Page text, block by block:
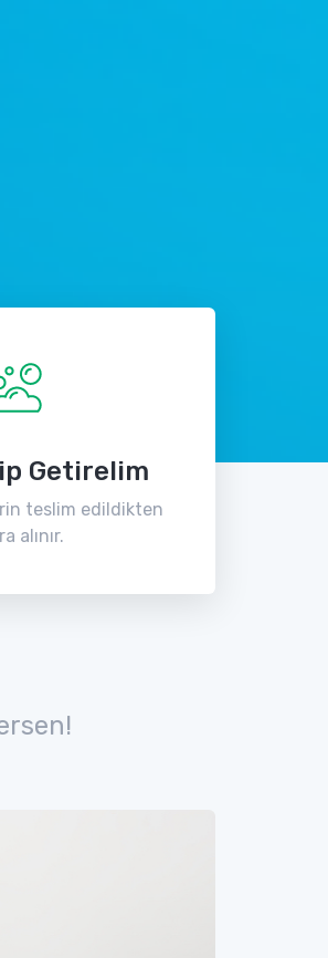
Getirelim
teslim edildikten
alınır.